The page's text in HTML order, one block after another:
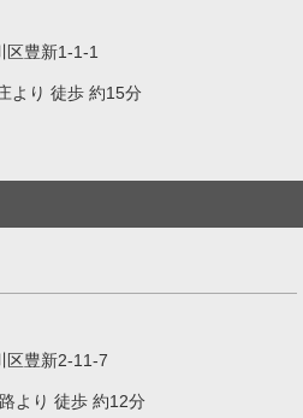
区豊新1-1-1
より 徒歩 約15分
区豊新2-11-7
より 徒歩 約12分